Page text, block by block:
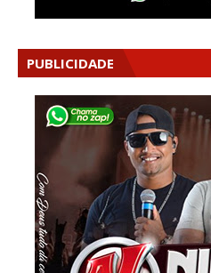
PUBLICIDADE